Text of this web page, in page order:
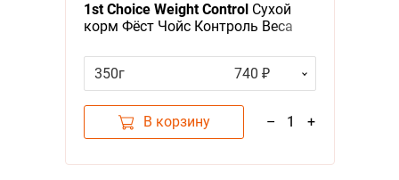
1st Choice Weight Control Сухой
корм Фёст Чойс Контроль Веса
Стерилизованных кошек
350г 740 ₽
В корзину – 1 +